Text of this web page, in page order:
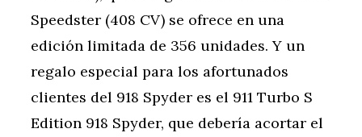
Speedster (408 CV) se ofrece en una
edición limitada de 356 unidades. Y un
regalo especial para los afortunados
clientes del 918 Spyder es el 911 Turbo S
Edition 918 Spyder, que debería acortar el